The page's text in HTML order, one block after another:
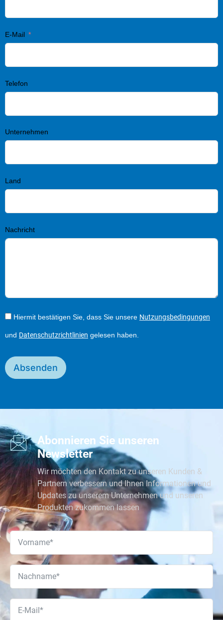
E-Mail
Telefon
Unternehmen
Land
Nachricht
Hiermit bestätigen Sie, dass Sie unsere Nutzungsbedingungen
und Datenschutzrichtlinien gelesen haben.
Absenden
Abonnieren Sie unseren
Newsletter
Wir möchten den Kontakt zu unseren Kunden &
Partnern verbessern und Ihnen Informationen und
Updates zu unserem Unternehmen und unseren
Produkten zukommen lassen